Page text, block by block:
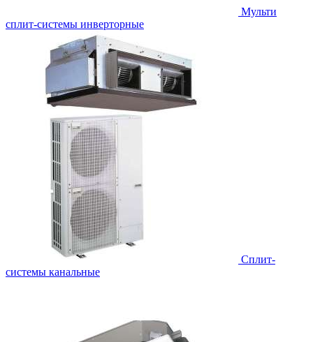
Мульти
сплит-системы инверторные
Сплит-
системы канальные